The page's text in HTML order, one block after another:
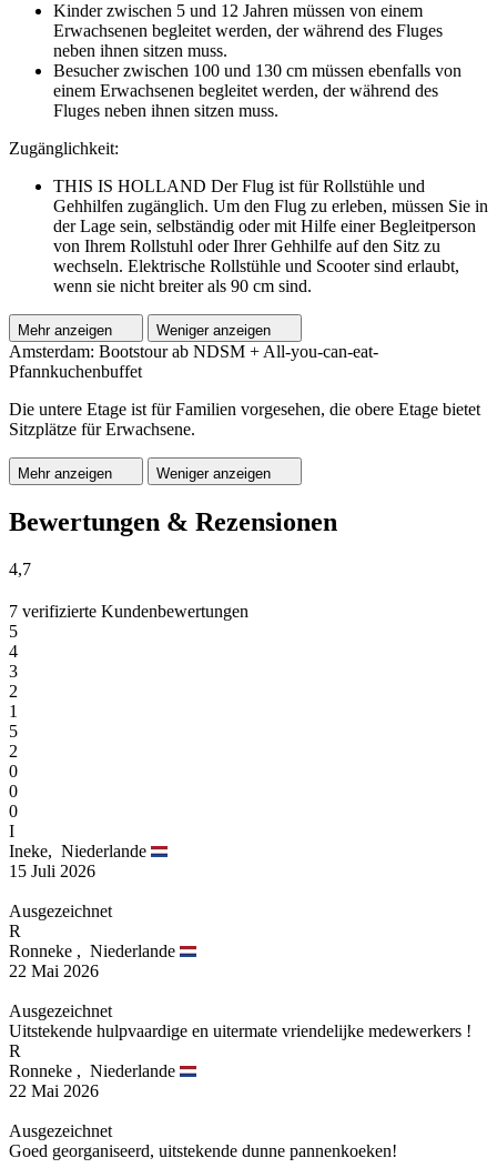
Kinder zwischen 5 und 12 Jahren müssen von einem
Erwachsenen begleitet werden, der während des Fluges
neben ihnen sitzen muss.
Besucher zwischen 100 und 130 cm müssen ebenfalls von
einem Erwachsenen begleitet werden, der während des
Fluges neben ihnen sitzen muss.
Zugänglichkeit:
THIS IS HOLLAND Der Flug ist für Rollstühle und
Gehhilfen zugänglich. Um den Flug zu erleben, müssen Sie in
der Lage sein, selbständig oder mit Hilfe einer Begleitperson
von Ihrem Rollstuhl oder Ihrer Gehhilfe auf den Sitz zu
wechseln. Elektrische Rollstühle und Scooter sind erlaubt,
wenn sie nicht breiter als 90 cm sind.
Mehr anzeigen Weniger anzeigen
Amsterdam: Bootstour ab NDSM + All-you-can-eat-
Pfannkuchenbuffet
Die untere Etage ist für Familien vorgesehen, die obere Etage bietet
Sitzplätze für Erwachsene.
Mehr anzeigen Weniger anzeigen
Bewertungen & Rezensionen
4,7
7 verifizierte Kundenbewertungen
5
4
3
2
1
5
2
0
0
0
I
Ineke, Niederlande
15 Juli 2026
Ausgezeichnet
R
Ronneke , Niederlande
22 Mai 2026
Ausgezeichnet
Uitstekende hulpvaardige en uitermate vriendelijke medewerkers !
R
Ronneke , Niederlande
22 Mai 2026
Ausgezeichnet
Goed georganiseerd, uitstekende dunne pannenkoeken!